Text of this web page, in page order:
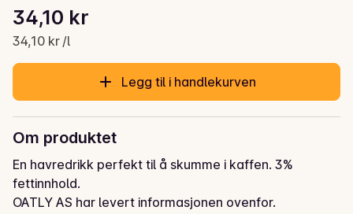
Gjeldende pris er: 34,10 kr
34,10 kr
34,10 kr /l
Stykkpris: 34,10 kr /l
Legg til i handlekurven
Om produktet
En havredrikk perfekt til å skumme i kaffen. 3%
fettinnhold.
OATLY AS har levert informasjonen ovenfor.